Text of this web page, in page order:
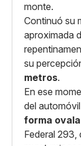
monte.
Continuó su
aproximada
su
metros.
En ese
del
forma
Federal 293,